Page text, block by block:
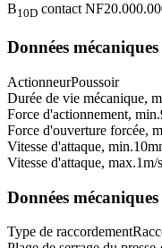
B10D contact NF
Données mécaniques
ActionneurPoussoir
Durée de vie mécanique,
Force d'actionnement, min.
Force d'ouverture forcée,
Vitesse d'attaque, min.10
Vitesse d'attaque, max.1m/s
Données
Type de raccordement